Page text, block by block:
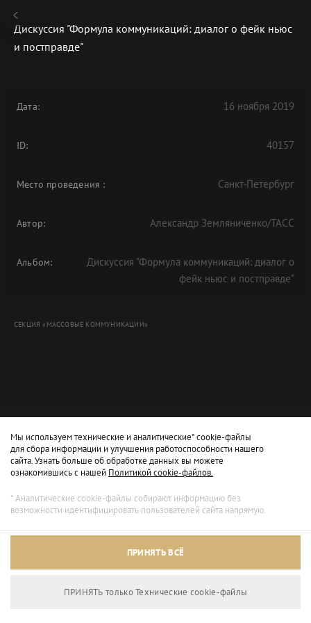
В АРХИВЕ
Архивный режим
Дискуссия "Формула коммуникаций: диалог о фейк ньюс
и постправде"
Дата: 16 ноября 2019
ID: 40157
Место проведения : Санкт-Петербург
Автор: Александр Земляниченко/ТАСС
Альбом:
Дискуссия "Формула коммуникаций: диалог о
фейк ньюс и постправде"
СЕКЦИЯ «МАССОВЫЕ КОММУНИКАЦИИ»
Мы используем технические и аналитические* cookie-файлы
для сбора информации и улучшения работоспособности нашего
сайта. Узнать больше об обработке данных вы можете
ознакомившись с нашей Политикой cookie-файлов.
* Аналитические cookie-файлы собирают информацию без
возможности идентифицировать пользователей сайта напрямую.
ПРИНЯТЬ ВСЁ
ПРИНЯТЬ только Технические сookie-файлы